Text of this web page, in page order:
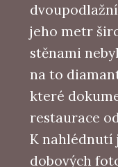
jeho metr
stěnami
na to
které
restaurace
K nahlédnutí
dobových